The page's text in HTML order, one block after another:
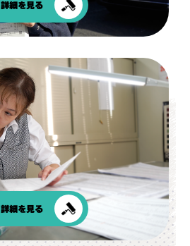
詳細を見る
詳細を見る